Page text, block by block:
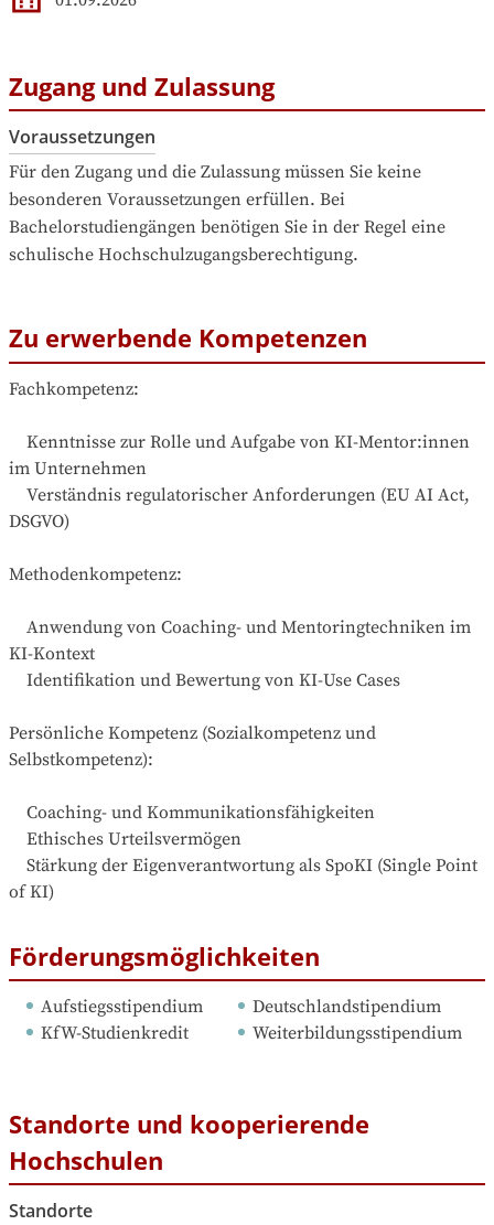
Zugang und Zulassung
Voraussetzungen
Für den Zugang und die Zulassung müssen Sie keine
besonderen Voraussetzungen erfüllen. Bei
Bachelorstudiengängen benötigen Sie in der Regel eine
schulische Hochschulzugangsberechtigung.
Zu erwerbende Kompetenzen
Fachkompetenz:
im Unternehmen
DSGVO)
Methodenkompetenz:
KI-Kontext
Persönliche Kompetenz (Sozialkompetenz und
Selbstkompetenz):
of KI)
Förderungsmöglichkeiten
Aufstiegsstipendium
Deutschlandstipendium
KfW-Studienkredit
Weiterbildungsstipendium
Standorte und kooperierende
Hochschulen
Standorte